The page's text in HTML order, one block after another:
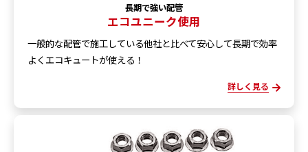
長期で強い配管
エコユニーク使用
一般的な配管で施工している他社と比べて安心して長期で効率
よくエコキュートが使える！
詳しく見る